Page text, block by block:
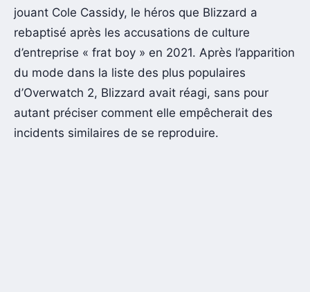
jouant Cole Cassidy, le héros que Blizzard a
rebaptisé après les accusations de culture
d’entreprise « frat boy » en 2021. Après l’apparition
du mode dans la liste des plus populaires
d’Overwatch 2, Blizzard avait réagi, sans pour
autant préciser comment elle empêcherait des
incidents similaires de se reproduire.